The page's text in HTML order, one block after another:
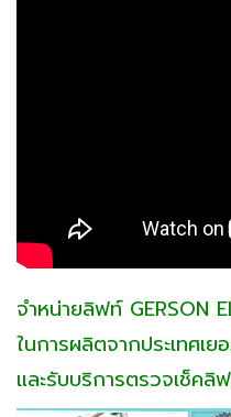
จำหน่ายลิฟท์ GERSON
ในการผลิตจากประเทศเ
และรับบริการตรวจเช็คลิ